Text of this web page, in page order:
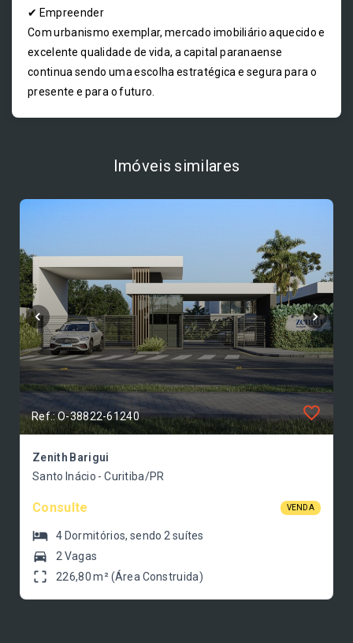
✔ Empreender
Com urbanismo exemplar, mercado imobiliário aquecido e
excelente qualidade de vida, a capital paranaense
continua sendo uma escolha estratégica e segura para o
presente e para o futuro.
Imóveis similares
Ref.: O-38822-61240
Zenith Barigui
Santo Inácio - Curitiba/PR
Consulte VENDA
4Dormitórios, sendo 2 suítes
2 Vagas
226,80 m² (Área Construida)